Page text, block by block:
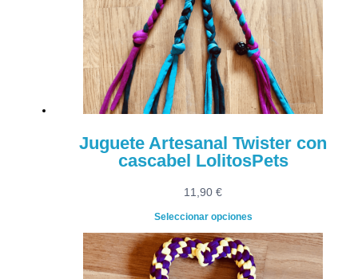
Juguete Artesanal Twister con
cascabel LolitosPets
11,90 €
Seleccionar opciones